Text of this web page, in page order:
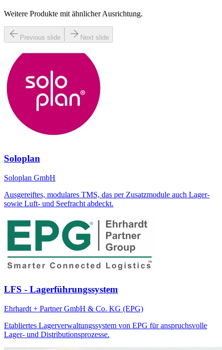
Weitere Produkte mit ähnlicher Ausrichtung.
Previous slide Next slide
Soloplan
Soloplan GmbH
Ausgereiftes, modulares TMS, das per Zusatzmodule auch Lager-
sowie Luft- und Seefracht abdeckt.
LFS - Lagerführungssystem
Ehrhardt + Partner GmbH & Co. KG (EPG)
Etabliertes Lagerverwaltungssystem von EPG für anspruchsvolle
Lager- und Distributionsprozesse.